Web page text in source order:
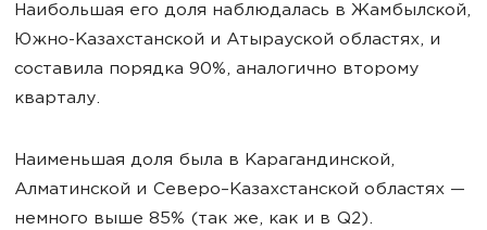
Наибольшая его доля наблюдалась в Жамбылской,
Южно-Казахстанской и Атырауской областях, и
составила порядка 90%, аналогично второму
кварталу.
Наименьшая доля была в Карагандинской,
Алматинской и Северо–Казахстанской областях —
немного выше 85% (так же, как и в Q2).